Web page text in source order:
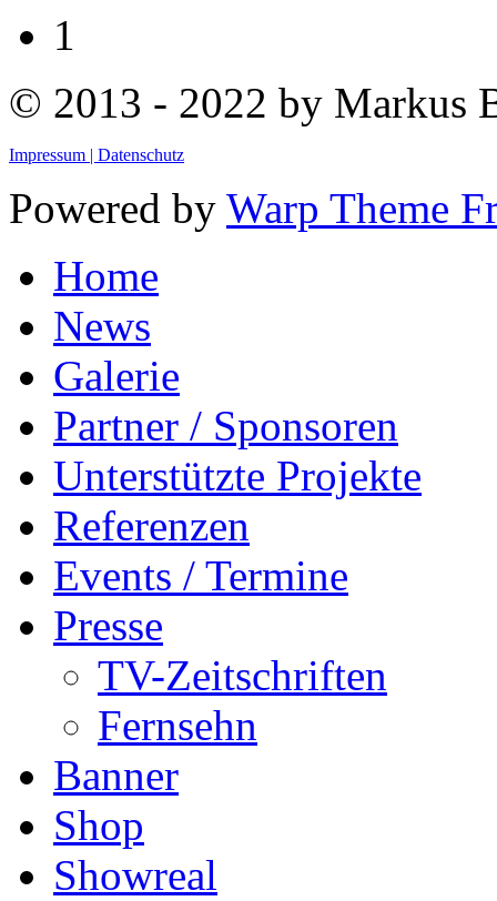
1
© 2013 - 2022 by Markus
Impressum | Datenschutz
Powered by Warp Theme
Home
News
Galerie
Partner / Sponsoren
Unterstützte Projekte
Referenzen
Events / Termine
Presse
TV-Zeitschriften
Fernsehn
Banner
Shop
Showreal